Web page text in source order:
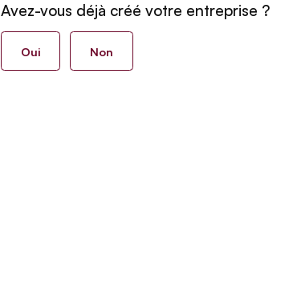
Avez-vous déjà créé votre entreprise ?
Oui Non